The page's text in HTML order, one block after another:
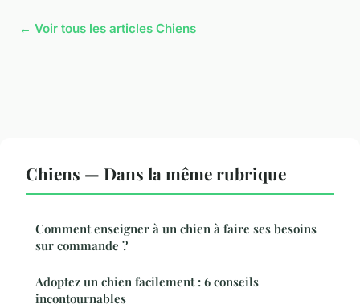
← Voir tous les articles Chiens
Chiens — Dans la même rubrique
Comment enseigner à un chien à faire ses besoins
sur commande ?
Adoptez un chien facilement : 6 conseils
incontournables